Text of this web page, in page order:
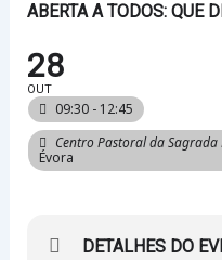
ABERTA A TODOS: QUE
28
OUT
09:30 - 12:45
Centro Pastoral da Sagrada
Évora
DETALHES DO